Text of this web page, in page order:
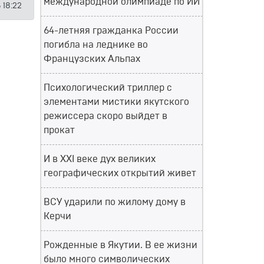
18:22
64-летняя гражданка России
погибла на леднике во
Французских Альпах
Психологический триллер с
элементами мистики якутского
режиссера скоро выйдет в
прокат
И в XXI веке дух великих
географических открытий живет
ВСУ ударили по жилому дому в
Керчи
Рожденные в Якутии. В ее жизни
было много символических